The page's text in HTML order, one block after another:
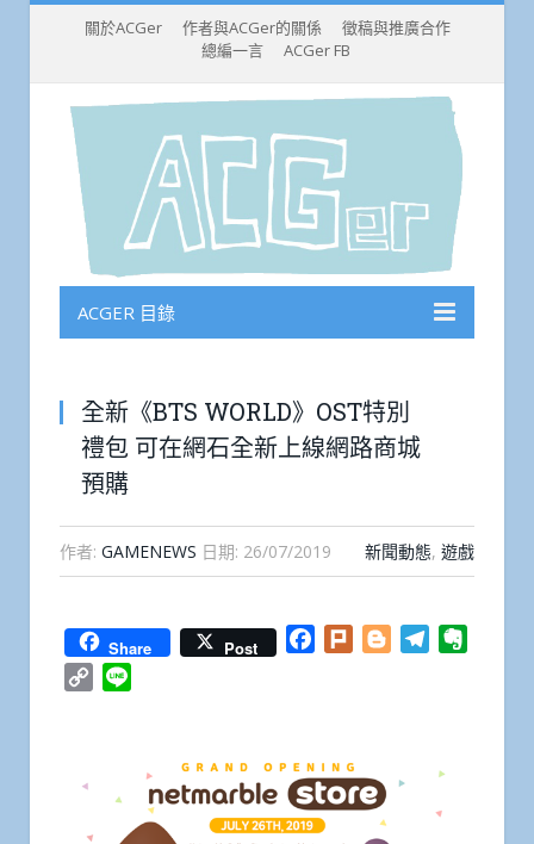
關於ACGer 作者與ACGer的關係
徵稿與推廣合作
總編一言
ACGer FB
ACGER 目錄
全新《BTS WORLD》OST特別
禮包 可在網石全新上線網路商城
預購
作者: GAMENEWS 日期: 26/07/2019 新聞動態, 遊戲
Share Post Facebook
Plurk BloggerTelegram
Copy